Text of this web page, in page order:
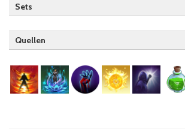
Sets
Quellen
Hüter
Nekromant (passiv)